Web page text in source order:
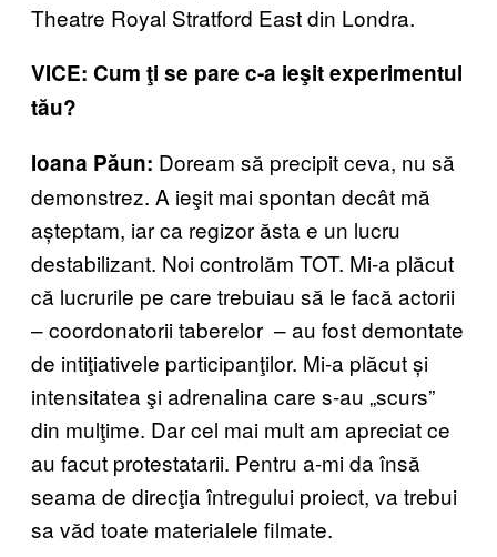
Theatre Royal Stratford East din Londra.
VICE: Cum ţi se pare c-a ieşit experimentul
tău?
Ioana Păun: Doream să precipit ceva, nu să
demonstrez. A ieşit mai spontan decât mă
așteptam, iar ca regizor ăsta e un lucru
destabilizant. Noi controlăm TOT. Mi-a plăcut
că lucrurile pe care trebuiau să le facă actorii
– coordonatorii taberelor – au fost demontate
de intiţiativele participanţilor. Mi-a plăcut și
intensitatea şi adrenalina care s-au „scurs”
din mulţime. Dar cel mai mult am apreciat ce
au facut protestatarii. Pentru a-mi da însă
seama de direcţia întregului proiect, va trebui
sa văd toate materialele filmate.